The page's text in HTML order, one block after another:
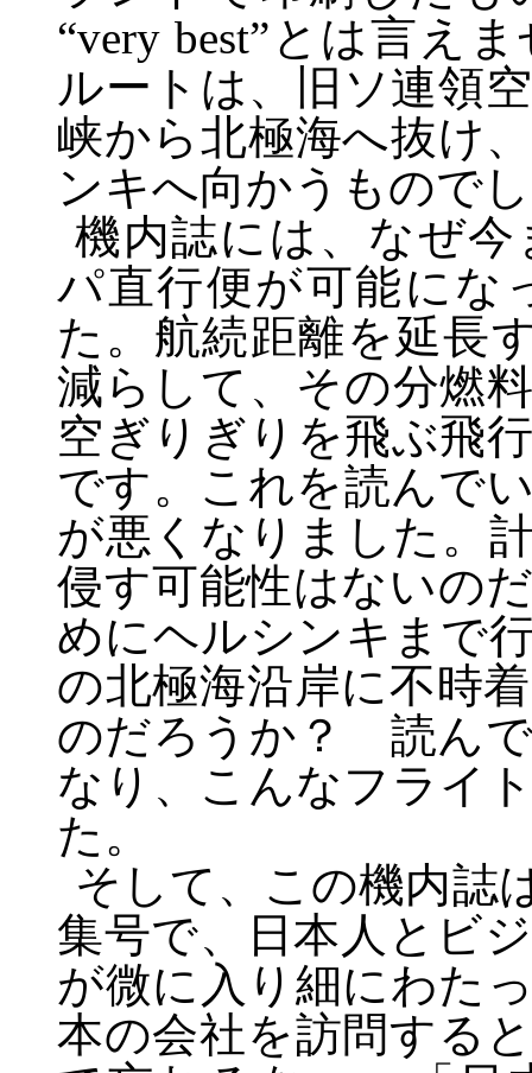
“very best”とは言え
ルートは、旧ソ連領
峡から北極海へ抜け
ンキへ向かうもので
機内誌には、なぜ
パ直行便が可能にな
た。航続距離を延長
減らして、その分燃
空ぎりぎりを飛ぶ飛
です。これを読んで
が悪くなりました。
侵す可能性はないの
めにヘルシンキまで
の北極海沿岸に不時
のだろうか？ 読ん
なり、こんなフライ
た。
そして、この機内誌
集号で、日本人とビ
が微に入り細にわた
本の会社を訪問する